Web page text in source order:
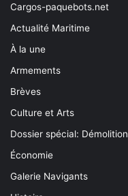
Cargos-paquebots.net
Actualité Maritime
À la une
Armements
Brèves
Culture et Arts
Dossier spécial: Démolition
Économie
Galerie Navigants